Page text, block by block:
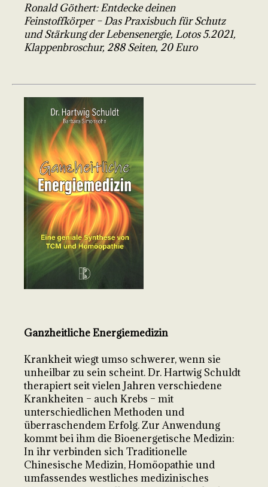
Ronald Göthert: Entdecke deinen
Feinstoffkörper – Das Praxisbuch für Schutz
und Stärkung der Lebensenergie, Lotos 5.2021,
Klappenbroschur, 288 Seiten, 20 Euro
Ganzheitliche Energiemedizin
Krankheit wiegt umso schwerer, wenn sie
unheilbar zu sein scheint. Dr. Hartwig Schuldt
therapiert seit vielen Jahren verschiedene
Krankheiten – auch Krebs – mit
unterschiedlichen Methoden und
überraschendem Erfolg. Zur Anwendung
kommt bei ihm die Bioenergetische Medizin:
In ihr verbinden sich Traditionelle
Chinesische Medizin, Homöopathie und
umfassendes westliches medizinisches